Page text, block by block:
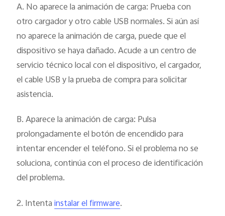
A. No aparece la animación de carga: Prueba con
otro cargador y otro cable USB normales. Si aún así
no aparece la animación de carga, puede que el
dispositivo se haya dañado. Acude a un centro de
servicio técnico local con el dispositivo, el cargador,
el cable USB y la prueba de compra para solicitar
asistencia.
B. Aparece la animación de carga: Pulsa
prolongadamente el botón de encendido para
intentar encender el teléfono. Si el problema no se
soluciona, continúa con el proceso de identificación
del problema.
2. Intentainstalar el firmware.